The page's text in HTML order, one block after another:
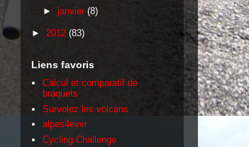
► janvier (8)
► 2012 (83)
Liens favoris
Calcul et comparatif de
braquets
Survolez les volcans
alpes4ever
Cycling Challenge